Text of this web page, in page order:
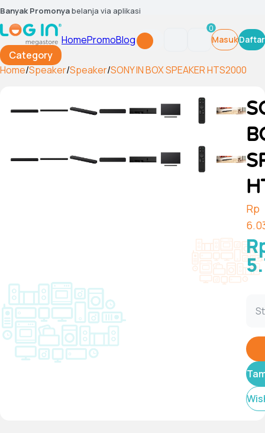
Banyak Promonyabelanja via aplikasi
Category
HomePromoBlog
0
MasukDaftar
Home/Speaker/Speaker/SONY IN BOX SPEAKER HTS2000
Rp